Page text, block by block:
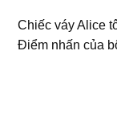
Chiếc váy Alice
Điểm nhấn của